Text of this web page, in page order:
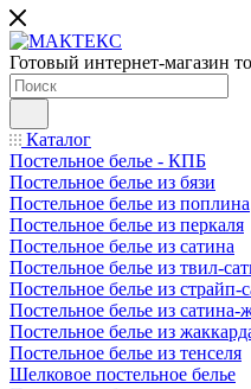
Готовый интернет-магазин
Каталог
Постельное белье - КПБ
Постельное белье из бязи
Постельное белье из поплина
Постельное белье из перкаля
Постельное белье из сатина
Постельное белье из твил-
Постельное белье из страйп-
Постельное белье из сатина-
Постельное белье из
Постельное белье из тенселя
Шелковое постельное белье